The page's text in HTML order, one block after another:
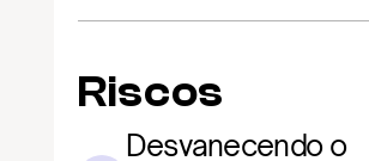
Riscos
Desvanecendo o